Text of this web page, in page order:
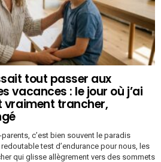
tout passer aux
vacances : le jour où j’ai
vraiment trancher,
c’est bien souvent le paradis
test d’endurance pour nous, les
qui glisse allègrement vers des sommets